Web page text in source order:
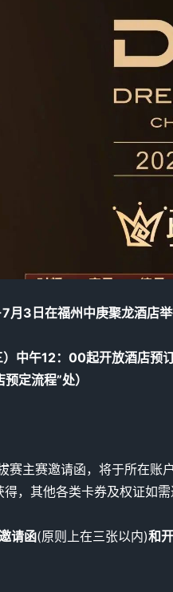
3日在福州中庚聚龙酒店举
中午12：00起开放酒店
定流程”处）
赛主赛邀请函，将于所在账户
，其他各类卡券及权证如
请函(原则上在三张以内)和